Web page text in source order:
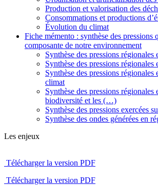
Production et valorisation des
Consommations et productions
Évolution du climat
Fiche mémento : synthèse des pressions
composante de notre environnement
Synthèse des pressions régionales
Synthèse des pressions régionales
Synthèse des pressions régionales
climat
Synthèse des pressions régionales
biodiversité et les (…)
Synthèse des pressions exercées
Synthèse des ondes générées en
Les enjeux
Télécharger la version PDF
Télécharger la version PDF